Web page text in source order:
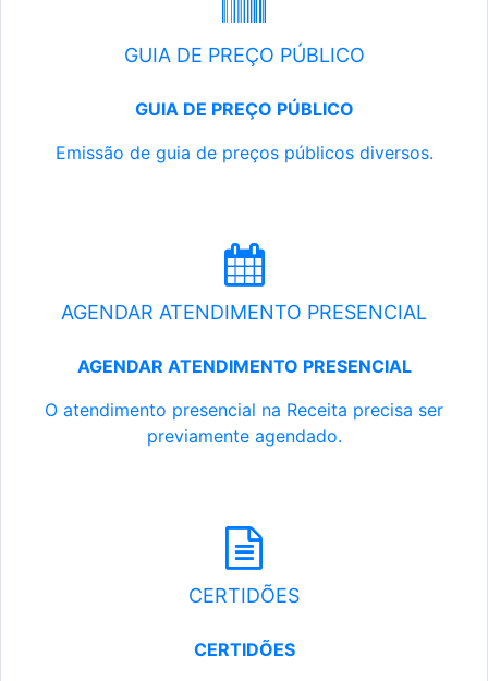
GUIA DE PREÇO PÚBLICO
GUIA DE PREÇO PÚBLICO
Emissão de guia de preços públicos diversos.
AGENDAR ATENDIMENTO PRESENCIAL
AGENDAR ATENDIMENTO PRESENCIAL
O atendimento presencial na Receita precisa ser
previamente agendado.
CERTIDÕES
CERTIDÕES